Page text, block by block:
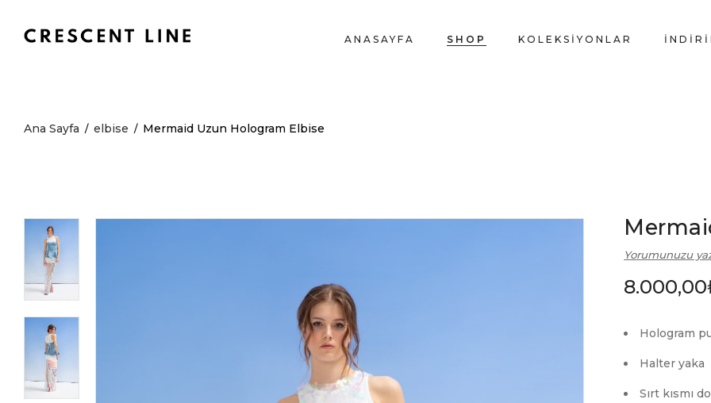
ANASAYFA SHOP KOLEKSIYONLAR
Ana Sayfa / elbise / Mermaid Uzun Hologram Elbise
Yorumunuzu
8.000,00
Hologram
Halter yaka
Sırt kısmı